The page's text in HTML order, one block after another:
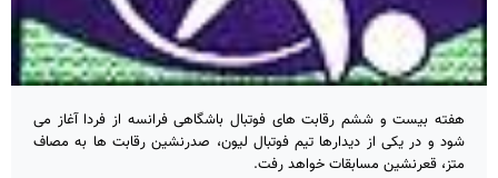
هفته بیست و ششم رقابت های فوتبال باشگاهی فرانسه از فردا آغاز می
شود و در یکی از دیدارها تیم فوتبال لیون، صدرنشین رقابت ها به مصاف
متز، قعرنشین مسابقات خواهد رفت.